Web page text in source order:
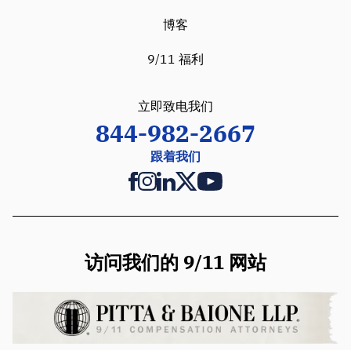
博客
9/11 福利
立即致电我们
844-982-2667
跟着我们
访问我们的 9/11 网站